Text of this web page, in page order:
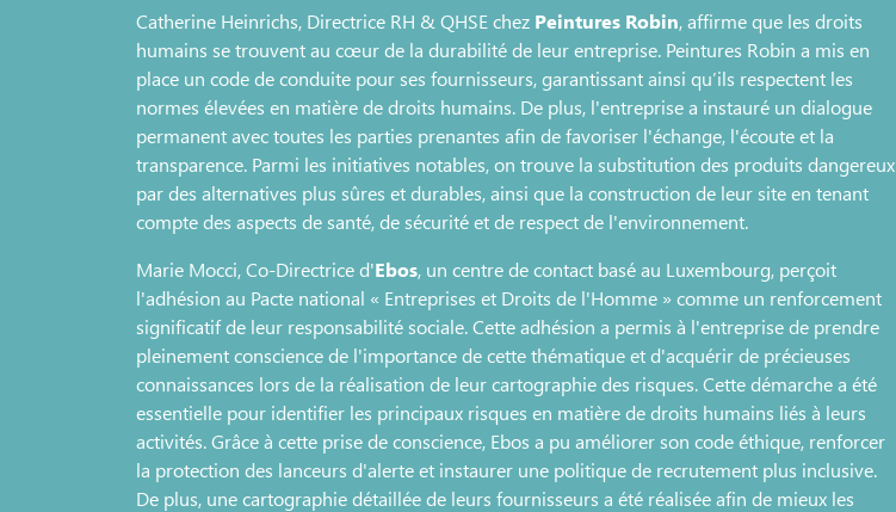
Catherine Heinrichs, Directrice RH & QHSE chez Peintures Robin, affirme que les droits
humains se trouvent au cœur de la durabilité de leur entreprise. Peintures Robin a mis en
place un code de conduite pour ses fournisseurs, garantissant ainsi qu’ils respectent les
normes élevées en matière de droits humains. De plus, l'entreprise a instauré un dialogue
permanent avec toutes les parties prenantes afin de favoriser l'échange, l'écoute et la
transparence. Parmi les initiatives notables, on trouve la substitution des produits dangereux
par des alternatives plus sûres et durables, ainsi que la construction de leur site en tenant
compte des aspects de santé, de sécurité et de respect de l'environnement.
Marie Mocci, Co-Directrice d'Ebos, un centre de contact basé au Luxembourg, perçoit
l'adhésion au Pacte national « Entreprises et Droits de l'Homme » comme un renforcement
significatif de leur responsabilité sociale. Cette adhésion a permis à l'entreprise de prendre
pleinement conscience de l'importance de cette thématique et d'acquérir de précieuses
connaissances lors de la réalisation de leur cartographie des risques. Cette démarche a été
essentielle pour identifier les principaux risques en matière de droits humains liés à leurs
activités. Grâce à cette prise de conscience, Ebos a pu améliorer son code éthique, renforcer
la protection des lanceurs d'alerte et instaurer une politique de recrutement plus inclusive.
De plus, une cartographie détaillée de leurs fournisseurs a été réalisée afin de mieux les